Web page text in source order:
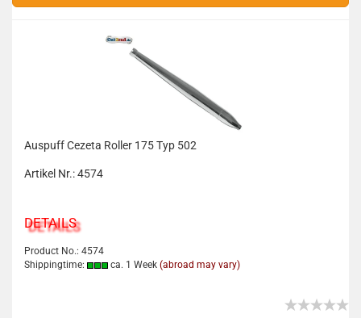
Auspuff Cezeta Roller 175 Typ 502
Artikel Nr.: 4574
DETAILS
Product No.: 4574
Shippingtime:
ca. 1 Week (abroad may vary)